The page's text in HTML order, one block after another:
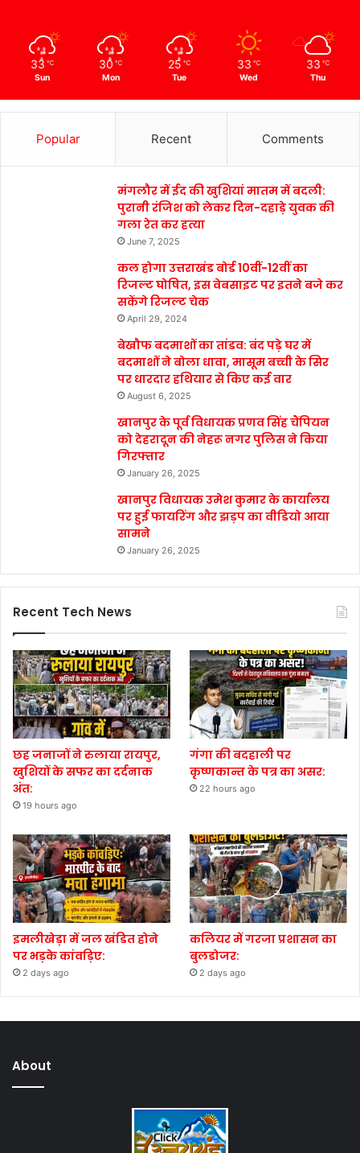
33 ℃
Sun
30 ℃
Mon
25 ℃
Tue
33 ℃
Wed
33 ℃
Thu
Popular Recent Comments
मंगलौर में ईद की खुशियां मातम में बदली:
पुरानी रंजिश को लेकर दिन-दहाड़े युवक की
गला रेत कर हत्या
June 7, 2025
कल होगा उत्तराखंड बोर्ड 10वीं-12वीं का
रिजल्ट घोषित, इस वेबसाइट पर इतने बजे कर
सकेंगे रिजल्ट चेक
April 29, 2024
बेखौफ बदमाशों का तांडव: बंद पड़े घर में
बदमाशों ने बोला धावा, मासूम बच्ची के सिर
पर धारदार हथियार से किए कई वार
August 6, 2025
खानपुर के पूर्व विधायक प्रणव सिंह चैंपियन
को देहरादून की नेहरू नगर पुलिस ने किया
गिरफ्तार
January 26, 2025
खानपुर विधायक उमेश कुमार के कार्यालय
पर हुई फायरिंग और झड़प का वीडियो आया
सामने
January 26, 2025
Recent Tech News
छह जनाजों ने रुलाया रायपुर,
खुशियों के सफर का दर्दनाक
अंत:
19 hours ago
गंगा की बदहाली पर
कृष्णकान्त के पत्र का असर:
22 hours ago
इमलीखेड़ा में जल खंडित होने
पर भड़के कांवड़िए:
2 days ago
कलियर में गरजा प्रशासन का
बुलडोजर:
2 days ago
About